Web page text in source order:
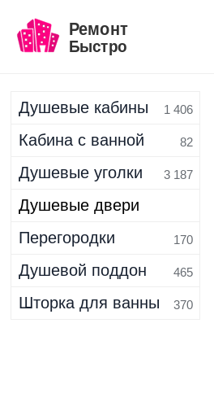
Душевые кабины 1 406
Кабина с ванной 82
Душевые уголки 3 187
Душевые двери
2 189
Перегородки 170
Душевой поддон 465
Шторка для ванны 370